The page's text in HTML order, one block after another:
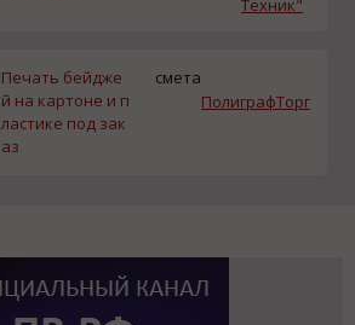
Техник"
Печать бейдже
й на картоне и п
ластике под зак
аз
смета
ПолиграфТорг